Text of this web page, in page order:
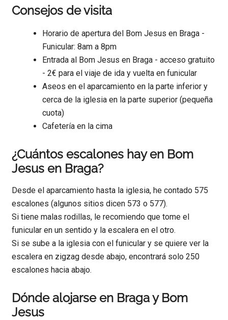
Consejos de visita
Horario de apertura del Bom Jesus en Braga -
Funicular: 8am a 8pm
Entrada al Bom Jesus en Braga - acceso gratuito
- 2€ para el viaje de ida y vuelta en funicular
Aseos en el aparcamiento en la parte inferior y
cerca de la iglesia en la parte superior (pequeña
cuota)
Cafetería en la cima
¿Cuántos escalones hay en Bom
Jesus en Braga?
Desde el aparcamiento hasta la iglesia, he contado 575
escalones (algunos sitios dicen 573 o 577).
Si tiene malas rodillas, le recomiendo que tome el
funicular en un sentido y la escalera en el otro.
Si se sube a la iglesia con el funicular y se quiere ver la
escalera en zigzag desde abajo, encontrará solo 250
escalones hacia abajo.
Dónde alojarse en Braga y Bom
Jesus